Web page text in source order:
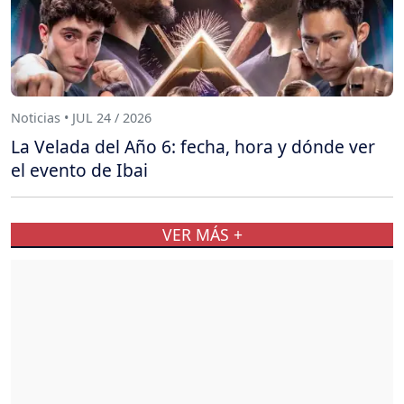
Noticias • JUL 24 / 2026
La Velada del Año 6: fecha, hora y dónde ver
el evento de Ibai
VER MÁS +